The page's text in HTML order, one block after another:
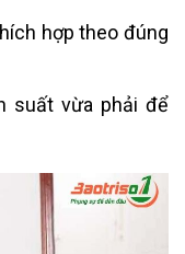
hợp theo đúng
suất vừa phải để